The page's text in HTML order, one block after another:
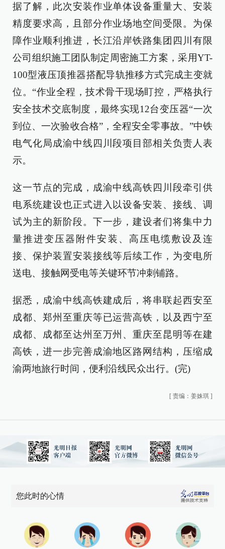
据了解，此次安装作业单体设备重量大、安装
精度要求高，且部分作业场地空间受限。为保
障作业顺利推进，长江沿岸铁路集团四川有限
公司组织施工团队制定周密施工方案，采用YT-
100型液压顶推器搭配导轨推移方式完成主变就
位。“作业全程，技术骨干现场盯控，严格执行
安全技术交底制度，最终实现12台变压器“一次
到位、一次验收合格”，全程安全零事故。”中铁
电气化局成渝中线四川段项目部相关负责人表
示。
这一节点的完成，成渝中线高铁四川段牵引供
电系统建设也正式进入以设备安装、接线、调
试为主的新阶段。下一步，建设者们将集中力
量推进变压器附件安装、高压电缆敷设及连
接、保护装置安装接线等后续工作，为变电所
送电、接触网受电等关键环节冲刺铺路。
据悉，成渝中线高铁建成后，将串联起西安至
成都、郑州至重庆等已运营高铁，以及西宁至
成都、成都至达州至万州、重庆至昆明等在建
高铁，进一步完善成渝地区路网结构，压缩成
渝两地旅行时间，便利沿线民众出行。(完)
[ 责编：姜姝琪 ]
您此时的心情